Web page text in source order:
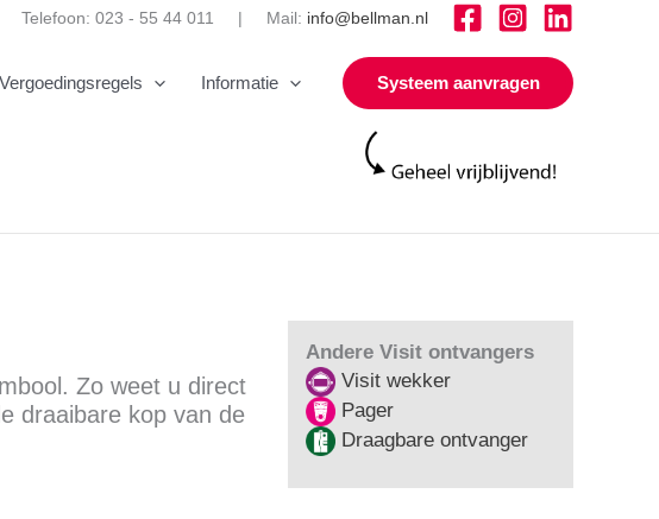
Telefoon: 023 - 55 44 011 | Mail: info@bellman.nl
Vergoedingsregels Informatie Systeem aanvragen
Zo weet u direct
draaibare kop van de
Andere Visit ontvangers
Visit wekker
Pager
Draagbare ontvanger